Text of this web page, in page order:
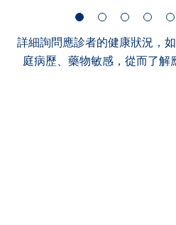
詳細詢問應診者的健康狀況，
庭病歷、藥物敏感，從而了解